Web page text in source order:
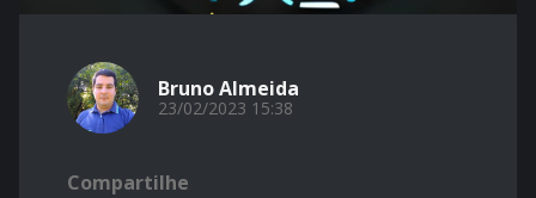
Bruno Almeida
23/02/2023 15:38
Compartilhe